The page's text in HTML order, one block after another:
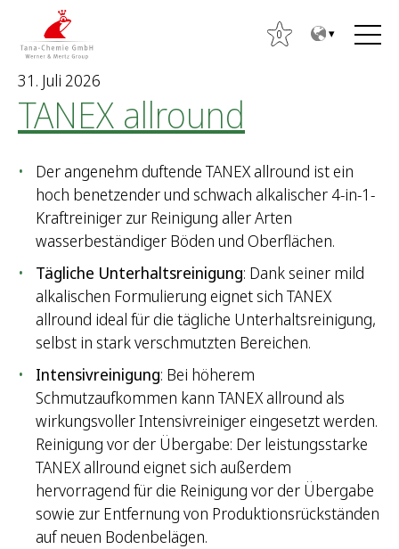
0
h
31. Juli 2026
TANEX allround
Der angenehm duftende TANEX allround ist ein
hoch benetzender und schwach alkalischer 4-in-1-
Kraftreiniger zur Reinigung aller Arten
wasserbeständiger Böden und Oberflächen.
Tägliche Unterhaltsreinigung: Dank seiner mild
alkalischen Formulierung eignet sich TANEX
allround ideal für die tägliche Unterhaltsreinigung,
selbst in stark verschmutzten Bereichen.
Intensivreinigung: Bei höherem
Schmutzaufkommen kann TANEX allround als
wirkungsvoller Intensivreiniger eingesetzt werden.
Reinigung vor der Übergabe: Der leistungsstarke
TANEX allround eignet sich außerdem
hervorragend für die Reinigung vor der Übergabe
sowie zur Entfernung von Produktionsrückständen
auf neuen Bodenbelägen.